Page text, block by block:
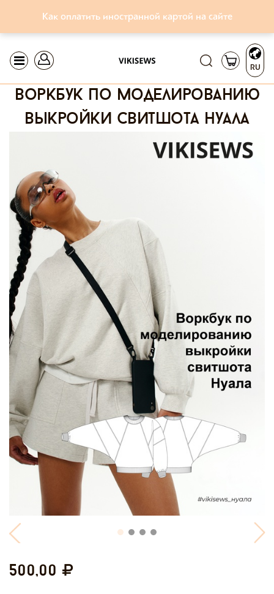
Как оплатить иностранной картой на сайте
RU
воркбук по моделированию
выкройки свитшота нуала
500,00